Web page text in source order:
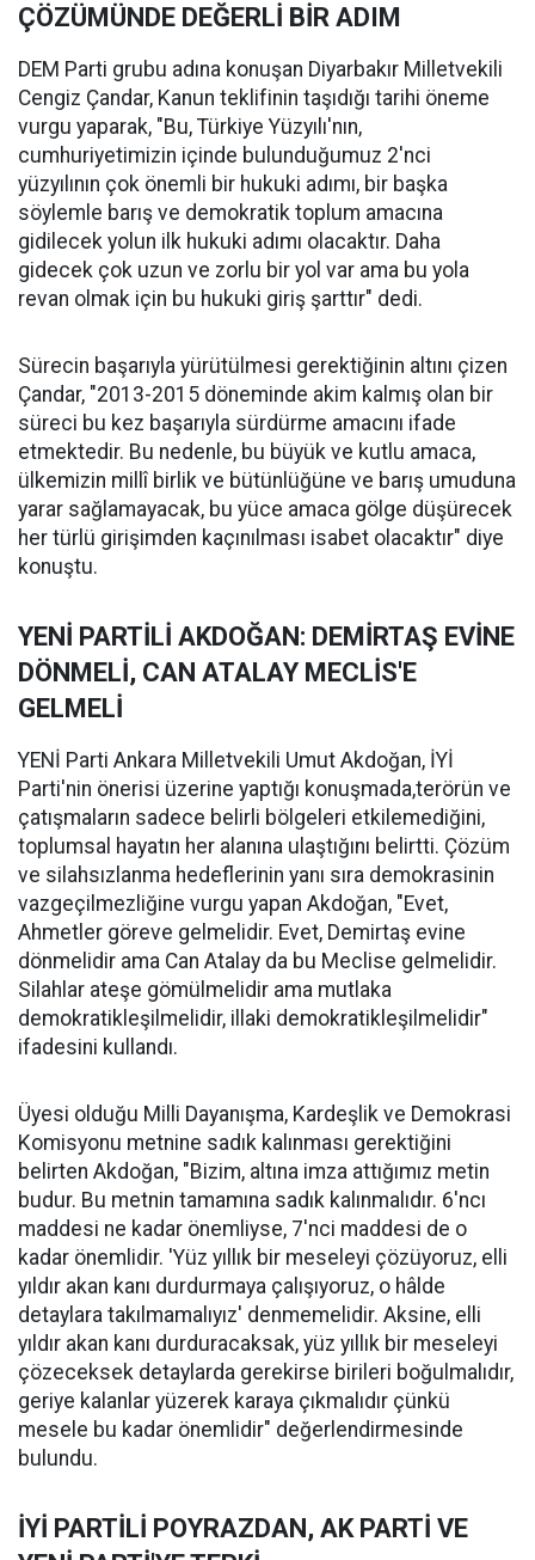
ÇÖZÜMÜNDE DEĞERLİ BİR ADIM
DEM Parti grubu adına konuşan Diyarbakır Milletvekili
Cengiz Çandar, Kanun teklifinin taşıdığı tarihi öneme
vurgu yaparak, "Bu, Türkiye Yüzyılı'nın,
cumhuriyetimizin içinde bulunduğumuz 2'nci
yüzyılının çok önemli bir hukuki adımı, bir başka
söylemle barış ve demokratik toplum amacına
gidilecek yolun ilk hukuki adımı olacaktır. Daha
gidecek çok uzun ve zorlu bir yol var ama bu yola
revan olmak için bu hukuki giriş şarttır" dedi.
Sürecin başarıyla yürütülmesi gerektiğinin altını çizen
Çandar, "2013-2015 döneminde akim kalmış olan bir
süreci bu kez başarıyla sürdürme amacını ifade
etmektedir. Bu nedenle, bu büyük ve kutlu amaca,
ülkemizin millî birlik ve bütünlüğüne ve barış umuduna
yarar sağlamayacak, bu yüce amaca gölge düşürecek
her türlü girişimden kaçınılması isabet olacaktır" diye
konuştu.
YENİ PARTİLİ AKDOĞAN: DEMİRTAŞ EVİNE
DÖNMELİ, CAN ATALAY MECLİS'E
GELMELİ
YENİ Parti Ankara Milletvekili Umut Akdoğan, İYİ
Parti'nin önerisi üzerine yaptığı konuşmada,terörün ve
çatışmaların sadece belirli bölgeleri etkilemediğini,
toplumsal hayatın her alanına ulaştığını belirtti. Çözüm
ve silahsızlanma hedeflerinin yanı sıra demokrasinin
vazgeçilmezliğine vurgu yapan Akdoğan, "Evet,
Ahmetler göreve gelmelidir. Evet, Demirtaş evine
dönmelidir ama Can Atalay da bu Meclise gelmelidir.
Silahlar ateşe gömülmelidir ama mutlaka
demokratikleşilmelidir, illaki demokratikleşilmelidir"
ifadesini kullandı.
Üyesi olduğu Milli Dayanışma, Kardeşlik ve Demokrasi
Komisyonu metnine sadık kalınması gerektiğini
belirten Akdoğan, "Bizim, altına imza attığımız metin
budur. Bu metnin tamamına sadık kalınmalıdır. 6'ncı
maddesi ne kadar önemliyse, 7'nci maddesi de o
kadar önemlidir. 'Yüz yıllık bir meseleyi çözüyoruz, elli
yıldır akan kanı durdurmaya çalışıyoruz, o hâlde
detaylara takılmamalıyız' denmemelidir. Aksine, elli
yıldır akan kanı durduracaksak, yüz yıllık bir meseleyi
çözeceksek detaylarda gerekirse birileri boğulmalıdır,
geriye kalanlar yüzerek karaya çıkmalıdır çünkü
mesele bu kadar önemlidir" değerlendirmesinde
bulundu.
İYİ PARTİLİ POYRAZDAN, AK PARTİ VE